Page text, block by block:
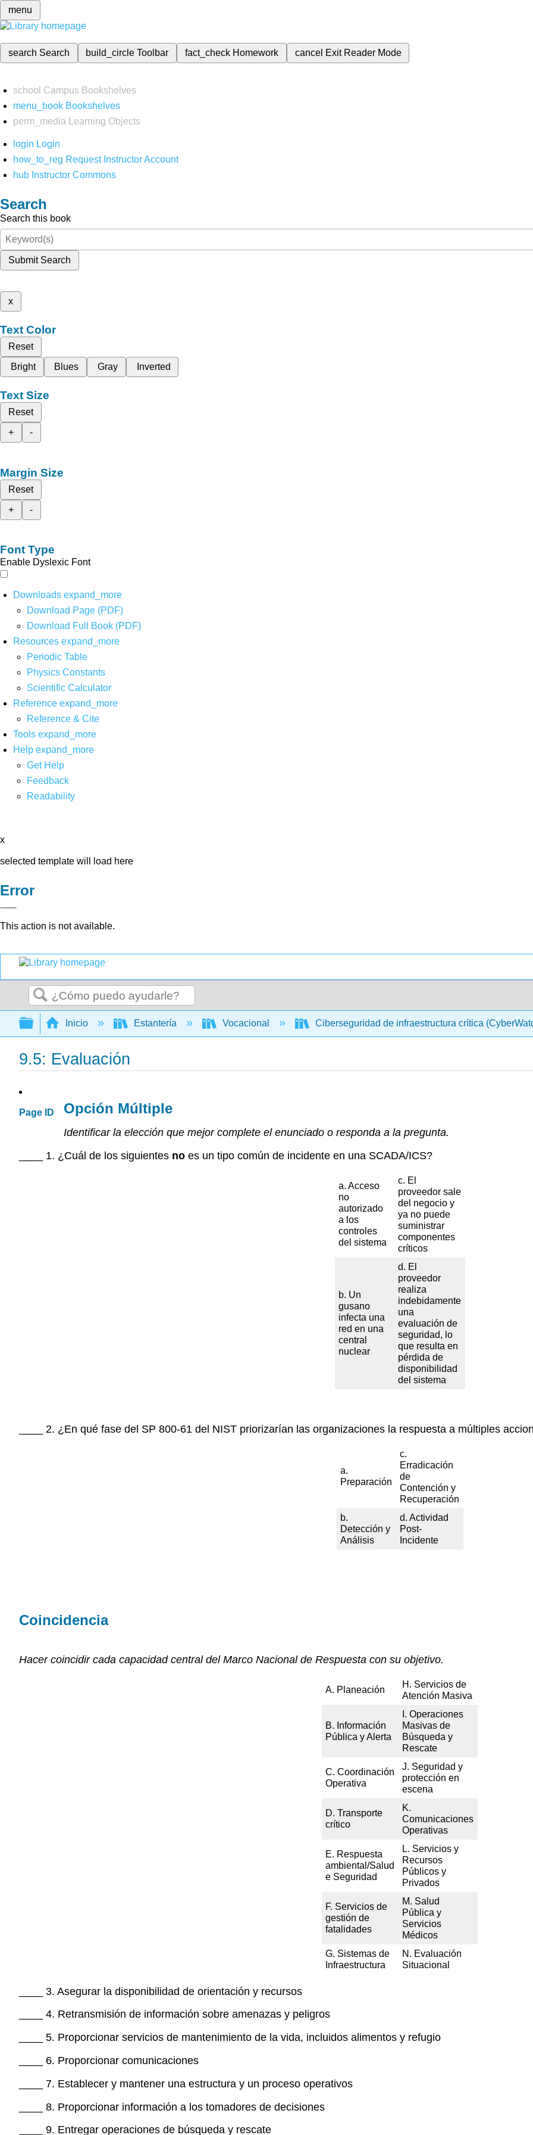
menu
search Search build_circleToolbar fact_check Homework cancel Exit Reader Mode
school Campus Bookshelves
menu_book Bookshelves
perm_media
Learning Objects
login Login
how_to_reg Request Instructor Account
hub Instructor Commons
Search
Search this book
Submit Search
x
Text Color
Reset
Bright
Blues Gray Inverted
Text Size
Reset
+
-
Margin Size
Reset
+
-
Font Type
Enable Dyslexic Font
Downloads expand_more
Download Page (PDF)
Download Full Book (PDF)
Resources expand_more
Periodic Table
Physics Constants
Scientific Calculator
Reference expand_more
Reference & Cite
Tools expand_more
Help expand_more
Get Help
Feedback
Readability
x
selected template will load here
Error
This action is not available.
Buscar
Expandir/contraer jerarquía global
Inicio Estantería Vocacional Ciberseguridad de infraestructura crítica
9.5: Evaluación
Page ID Opción Múltiple
Identificar la elección que mejor complete el enunciado o responda a la pregunta.
____ 1. ¿Cuál de los siguientes no es un tipo común de incidente en una SCADA/ICS?
a. Acceso
no
autorizado
a los
controles
del sistema
c. El
proveedor sale
del negocio y
ya no puede
suministrar
componentes
críticos
b. Un
gusano
infecta una
red en una
central
nuclear
d. El
proveedor
realiza
indebidamente
una
evaluación de
seguridad, lo
que resulta en
pérdida de
disponibilidad
del sistema
____ 2. ¿En qué fase del SP 800-61 del NIST priorizarían las organizaciones la respuesta a múltiples
a.
Preparación
c.
Erradicación
de
Contención y
Recuperación
b.
Detección y
Análisis
d. Actividad
Post-
Incidente
Coincidencia
Hacer coincidir cada capacidad central del Marco Nacional de Respuesta con su objetivo.
A. Planeación
H. Servicios de
Atención Masiva
B. Información
Pública y Alerta
I. Operaciones
Masivas de
Búsqueda y
Rescate
C. Coordinación
Operativa
J. Seguridad y
protección en
escena
D. Transporte
crítico
K.
Comunicaciones
Operativas
E. Respuesta
ambiental/Salud
e Seguridad
L. Servicios y
Recursos
Públicos y
Privados
F. Servicios de
gestión de
fatalidades
M. Salud
Pública y
Servicios
Médicos
G. Sistemas de
Infraestructura
N. Evaluación
Situacional
____ 3. Asegurar la disponibilidad de orientación y recursos
____ 4. Retransmisión de información sobre amenazas y peligros
____ 5. Proporcionar servicios de mantenimiento de la vida, incluidos alimentos y refugio
____ 6. Proporcionar comunicaciones
____ 7. Establecer y mantener una estructura y un proceso operativos
____ 8. Proporcionar información a los tomadores de decisiones
____ 9. Entregar operaciones de búsqueda y rescate